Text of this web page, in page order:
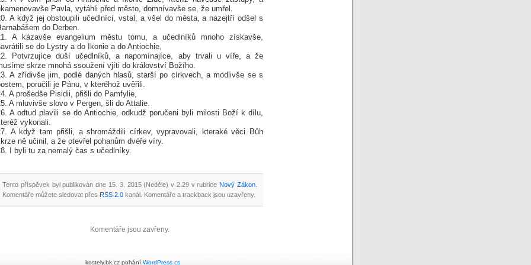
Pavla, vytáhli před město, domnívavše se, že umřel.
A když jej obstoupili učedlníci, vstal, a všel do města, a nazejtří odšel s
do Derben.
A kázavše evangelium městu tomu, a učedlníků mnoho získavše,
se do Lystry a do Ikonie a do Antiochie,
Potvrzujíce duší učedlníků, a napomínajíce, aby trvali u víře, a že
skrze mnohá ssoužení vjíti do království Božího.
A zřídivše jim, podlé daných hlasů, starší po církvech, a modlivše se s
poručili je Pánu, v kteréhož uvěřili.
A prošedše Pisidii, přišli do Pamfylie,
A mluvivše slovo v Pergen, šli do Attalie.
A odtud plavili se do Antiochie, odkudž poručeni byli milosti Boží k dílu,
vykonali.
A když tam přišli, a shromáždili církev, vypravovali, kteraké věci Bůh
ně učinil, a že otevřel pohanům dvéře víry.
I byli tu za nemalý čas s učedlníky.
Tento příspěvek byl publikován dne 15. 3. 2015 (Neděle) v 2.29 v rubriceNový Zákon
Komentáře můžete sledovat přes RSS 2.0 kanál. Komentáře a trackback jsou uzavřeny.
Komentáře jsou zavřeny.
kostely.bk.cz pohání WordPress cs